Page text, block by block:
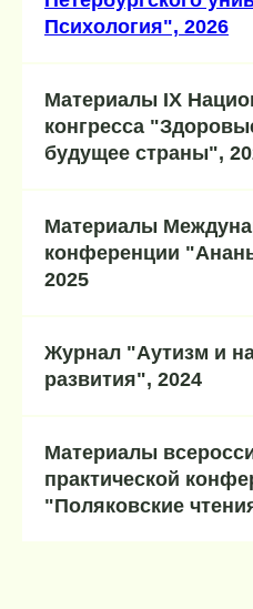
Психология", 2026
Материалы IX
конгресса
будущее страны",
Материалы
конференции
2025
Журнал "Аутизм и
развития", 2024
Материалы
практической
"Поляковские
АНО
двери"
Личный
кабинет